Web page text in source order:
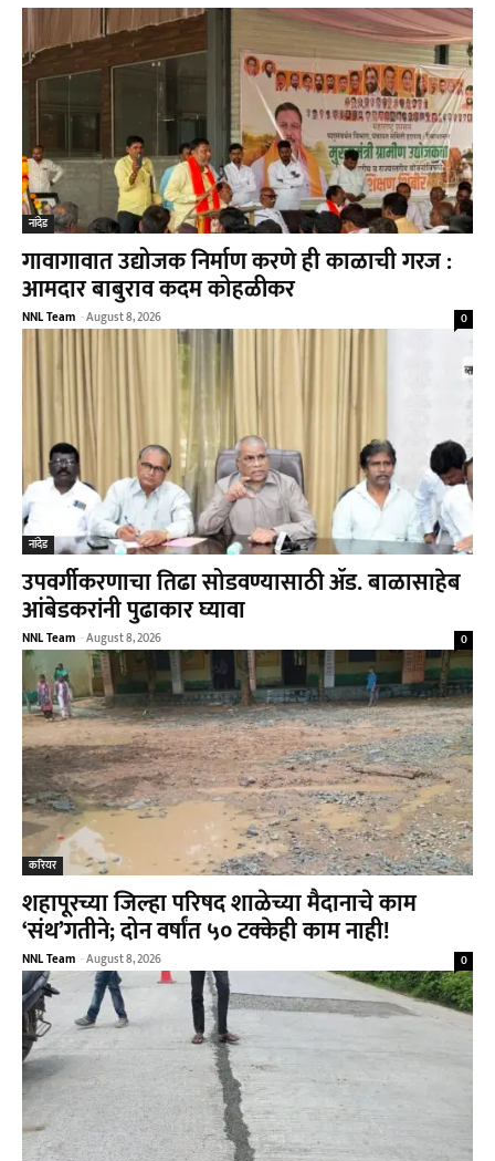
नांदेड
गावागावात उद्योजक निर्माण करणे ही काळाची गरज :
आमदार बाबुराव कदम कोहळीकर
NNL Team -August 8, 2026 0
नांदेड
उपवर्गीकरणाचा तिढा सोडवण्यासाठी ॲड. बाळासाहेब
आंबेडकरांनी पुढाकार घ्यावा
NNL Team -August 8, 2026 0
करियर
शहापूरच्या जिल्हा परिषद शाळेच्या मैदानाचे काम
‘संथ’गतीने; दोन वर्षांत ५० टक्केही काम नाही!
NNL Team -August 8, 2026 0